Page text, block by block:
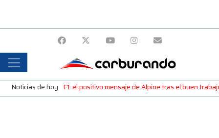
Noticias de hoy F1: el positivo mensaje de Alpine tras el buen